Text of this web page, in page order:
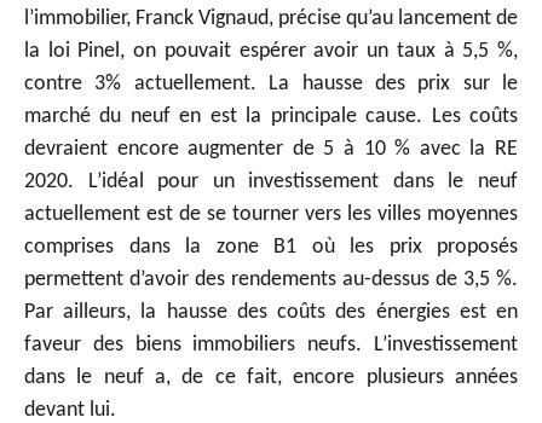
l’immobilier, Franck Vignaud, précise qu’au lancement de
la loi Pinel, on pouvait espérer avoir un taux à 5,5 %,
contre 3% actuellement. La hausse des prix sur le
marché du neuf en est la principale cause. Les coûts
devraient encore augmenter de 5 à 10 % avec la RE
2020. L’idéal pour un investissement dans le neuf
actuellement est de se tourner vers les villes moyennes
comprises dans la zone B1 où les prix proposés
permettent d’avoir des rendements au-dessus de 3,5 %.
Par ailleurs, la hausse des coûts des énergies est en
faveur des biens immobiliers neufs. L’investissement
dans le neuf a, de ce fait, encore plusieurs années
devant lui.